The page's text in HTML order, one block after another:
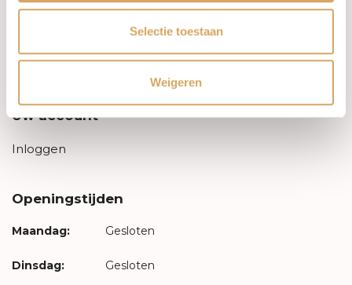
Selectie toestaan
Weigeren
Leveringsvoorwaarden
Privacy Policy
Uw account
Inloggen
Openingstijden
Maandag: Gesloten
Dinsdag: Gesloten